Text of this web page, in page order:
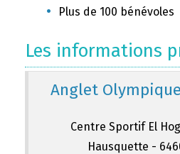
Plus de 100 bénévoles
Les informations
Anglet
Centre Sportif El
Hausquette -